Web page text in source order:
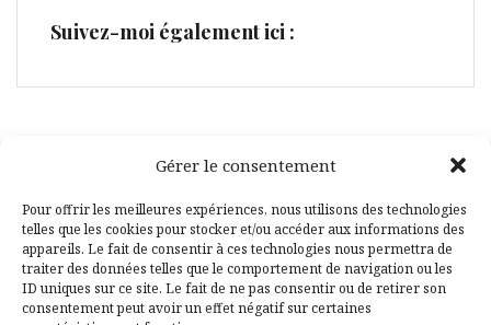
Gérer le consentement
Pour offrir les meilleures expériences, nous utilisons des technologies
telles que les cookies pour stocker et/ou accéder aux informations des
appareils. Le fait de consentir à ces technologies nous permettra de
traiter des données telles que le comportement de navigation ou les
ID uniques sur ce site. Le fait de ne pas consentir ou de retirer son
consentement peut avoir un effet négatif sur certaines
Suivez-moi également ici :
Facebook
Pinterest